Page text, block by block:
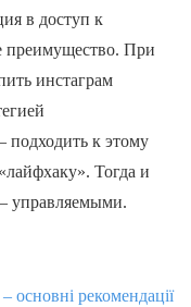
в доступ к
преимущество. При
инстаграм
подходить к этому
Тогда и
управляемыми.
основні рекомендації